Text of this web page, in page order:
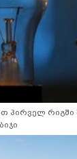
პირველ რიგში